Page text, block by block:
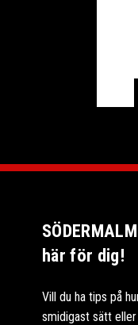
här för dig!
Vill du ha tips på
smidigast sätt